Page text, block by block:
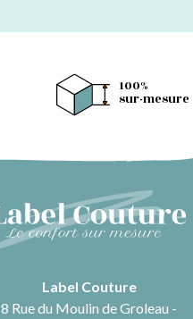
100%
sur-mesure
Label Couture
8 Rue du Moulin de Groleau -